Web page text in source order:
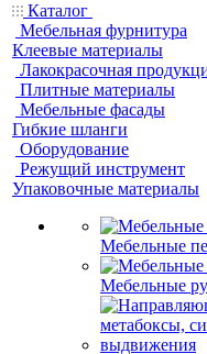
Каталог
Мебельная фурнитура
Клеевые материалы
Лакокрасочная
Плитные материалы
Мебельные фасады
Гибкие шланги
Оборудование
Режущий инструмент
Упаковочные материалы
Мебельные
Мебельные